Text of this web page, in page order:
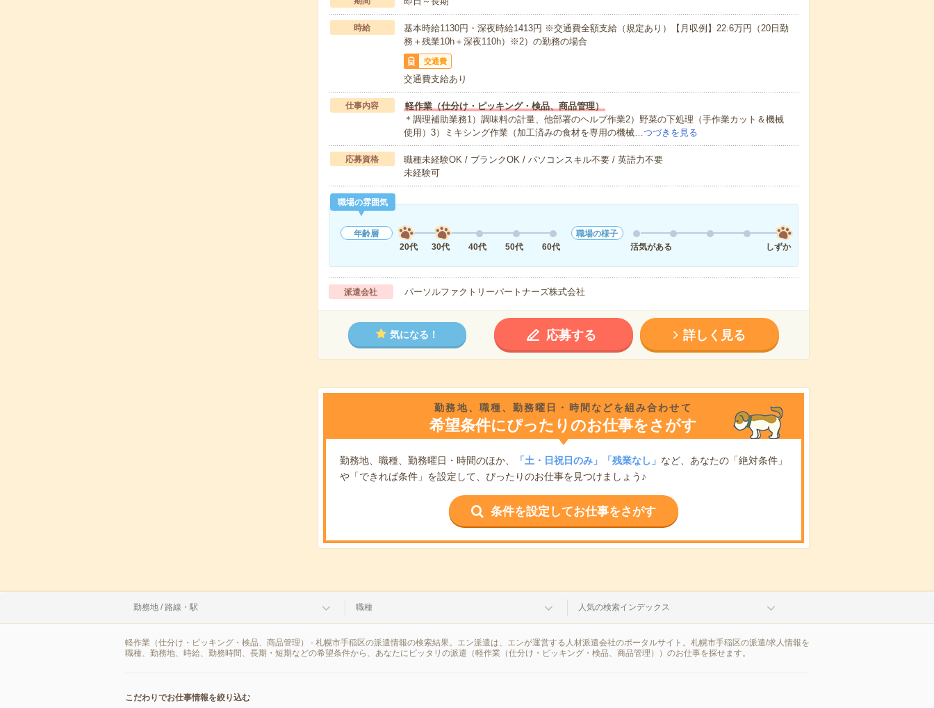
時給
基本時給1130円・深夜時給1413円 ※交通費全額支給（規定あり）【月収例】22.6万円（20日勤
務＋残業10h＋深夜110h）※2）の勤務の場合
交通費
交通費支給あり
仕事内容
軽作業（仕分け・ピッキング・検品、商品管理）
＊調理補助業務1）調味料の計量、他部署のヘルプ作業2）野菜の下処理（手作業カット＆機械
使用）3）ミキシング作業（加工済みの食材を専用の機械… つづきを見る
応募資格
職種未経験OK / ブランクOK / パソコンスキル不要 / 英語力不要
未経験可
職場の雰囲気
年齢層
20代
30代 40代 50代 60代
職場の様子
活気がある
しずか
派遣会社 パーソルファクトリーパートナーズ株式会社
気になる！ 応募する 詳しく見る
勤務地、職種、勤務曜日・時間などを組み合わせて
希望条件にぴったりのお仕事をさがす
勤務地、職種、勤務曜日・時間のほか、 「土・日祝日のみ」「残業なし」 など、あなたの「絶対条件」
や「できれば条件」を設定して、ぴったりのお仕事を見つけましょう♪
条件を設定してお仕事をさがす
勤務地 / 路線・駅 職種 人気の検索インデックス
軽作業（仕分け・ピッキング・検品、商品管理） - 札幌市手稲区の派遣情報の検索結果。エン派遣は、エンが運営する人材派遣会社のポータルサイト。札幌市手稲区の派遣/求人情報を
職種、勤務地、時給、勤務時間、長期・短期などの希望条件から、あなたにピッタリの派遣（軽作業（仕分け・ピッキング・検品、商品管理））のお仕事を探せます。
こだわりでお仕事情報を絞り込む